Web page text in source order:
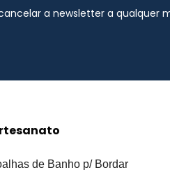
a newsletter a qualquer
de Banho p/ Bordar